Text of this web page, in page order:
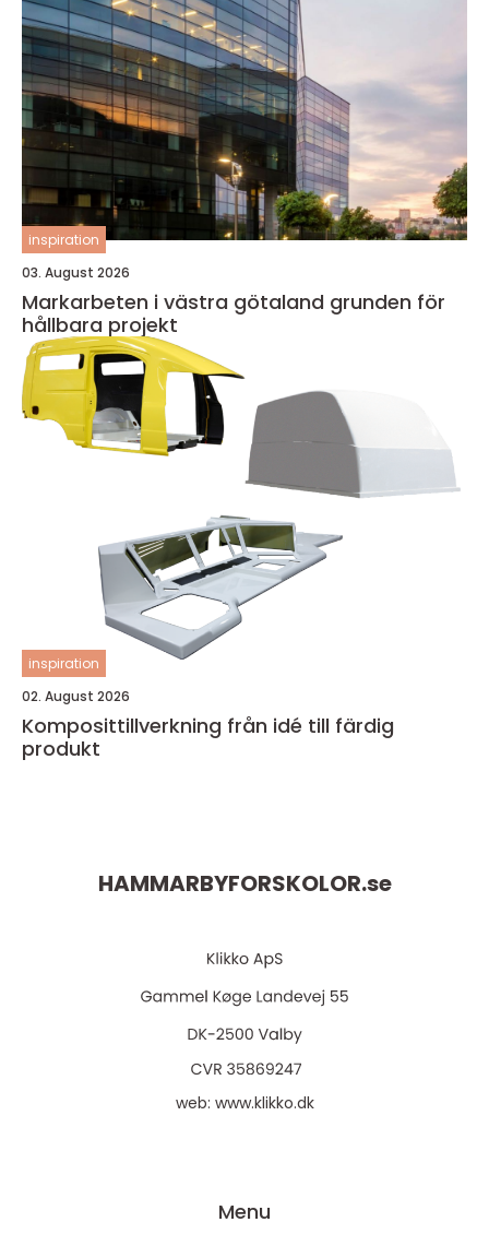
inspiration
03. August 2026
Markarbeten i västra götaland grunden för
hållbara projekt
inspiration
02. August 2026
Komposittillverkning från idé till färdig
produkt
HAMMARBYFORSKOLOR.se
web: www.klikko.dk
Menu